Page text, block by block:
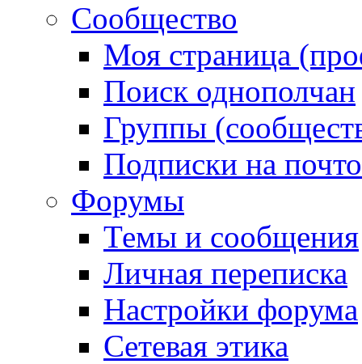
Сообщество
Моя страница
Поиск однополчан
Группы
Подписки на
Форумы
Темы и сообщения
Личная переписка
Настройки форума
Сетевая этика